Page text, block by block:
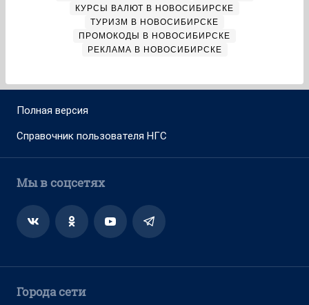
КУРСЫ ВАЛЮТ В НОВОСИБИРСКЕ
ТУРИЗМ В НОВОСИБИРСКЕ
ПРОМОКОДЫ В НОВОСИБИРСКЕ
РЕКЛАМА В НОВОСИБИРСКЕ
Полная версия
Справочник пользователя НГС
Мы в соцсетях
Города сети